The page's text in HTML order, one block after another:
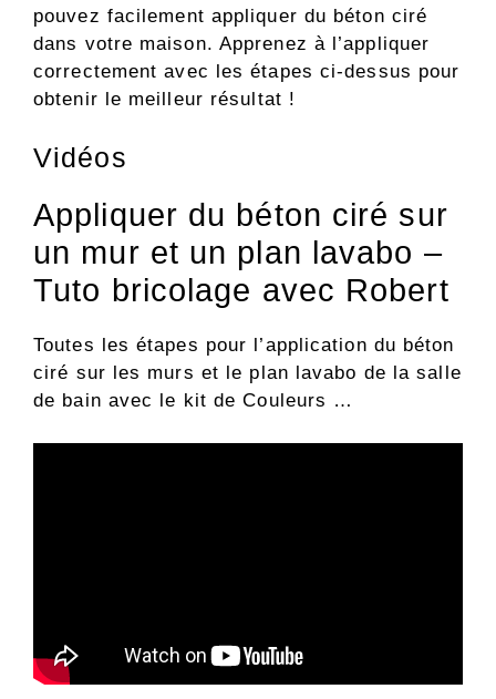
pouvez facilement appliquer du béton ciré
dans votre maison. Apprenez à l’appliquer
correctement avec les étapes ci-dessus pour
obtenir le meilleur résultat !
Vidéos
Appliquer du béton ciré sur
un mur et un plan lavabo –
Tuto bricolage avec Robert
Toutes les étapes pour l’application du béton
ciré sur les murs et le plan lavabo de la salle
de bain avec le kit de Couleurs …